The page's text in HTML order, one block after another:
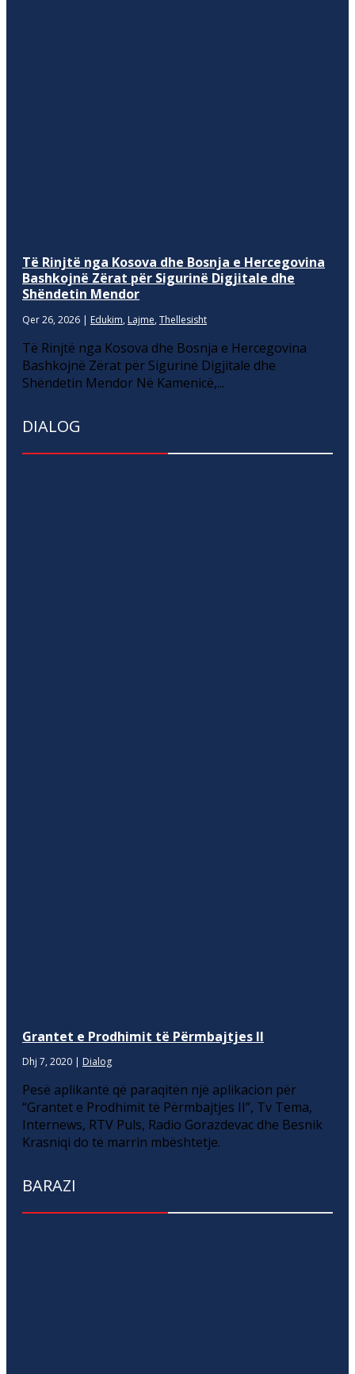
Të Rinjtë nga Kosova dhe Bosnja e Hercegovina
Bashkojnë Zërat për Sigurinë Digjitale dhe
Shëndetin Mendor
Qer 26, 2026 | Edukim, Lajme, Thellesisht
Të Rinjtë nga Kosova dhe Bosnja e Hercegovina
Bashkojnë Zërat për Sigurinë Digjitale dhe
Shëndetin Mendor Në Kamenicë,...
DIALOG
Grantet e Prodhimit të Përmbajtjes II
Dhj 7, 2020 | Dialog
Pesë aplikantë që paraqitën një aplikacion për
“Grantet e Prodhimit të Përmbajtjes II”, Tv Tema,
Internews, RTV Puls, Radio Gorazdevac dhe Besnik
Krasniqi do të marrin mbështetje.
BARAZI